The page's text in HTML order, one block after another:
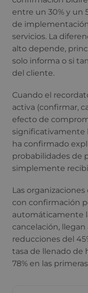
entre un 30% y un
de
servicios. La
alto depende,
solo informa o si
del cliente.
Cuando el
activa (confirmar,
efecto de
significativamente
ha confirmado
probabilidades de
simplemente
Las
con confirmación
automáticamente
cancelación,
reducciones del
tasa de llenado de
78% en las